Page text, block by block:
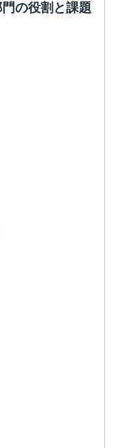
の役割と課題